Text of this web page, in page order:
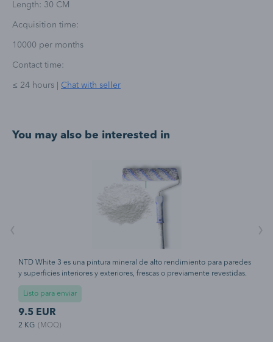
Length: 30 CM
Acquisition time:
10000 per months
Contact time:
≤ 24 hours Chat with seller
You may also be interested in
NTD White 3 es una pintura mineral de alto rendimiento para paredes
y superficies interiores y exteriores, frescas o previamente revestidas.
NTD White 3 ofrece una solución sostenible y libre de tóxicos de la
máxima calidad, probada por instituciones independientes. Del polvo
a la pintura en sólo tres sencillos pasos. Añadir agua, añadir polvo y
pesticidas, por lo que es mucho más saludable y seguro trabajar con él.
Listo para enviar
9.5 EUR
2 KG (MOQ)
‹ ›